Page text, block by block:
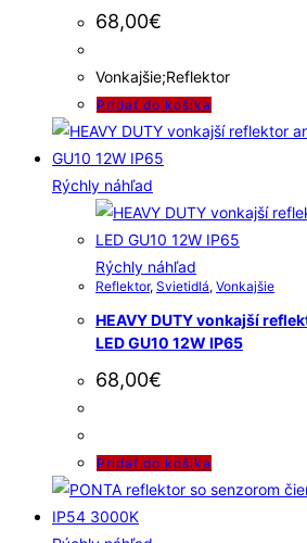
68,00€
Vonkajšie;Reflektor
Pridať do košíka
Rýchly náhľad
Rýchly náhľad
Reflektor, Svietidlá, Vonkajšie
HEAVY DUTY vonkajší
LED GU10 12W IP65
68,00€
Pridať do košíka